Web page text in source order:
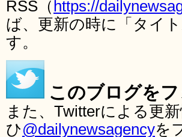
RSS（ https://
ば、更新の時に「タイ
す。
このブログを
また、Twitterによる更
ひ@dailynewsagencyを